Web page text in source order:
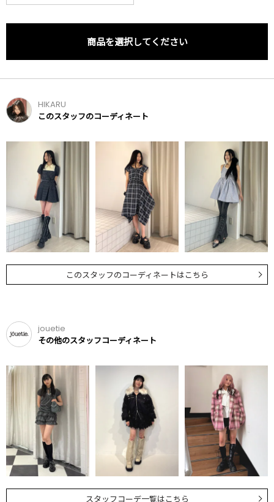
商品を選択してください
HIKARU
このスタッフのコーディネート
このスタッフのコーディネートはこちら
jouetie
その他のスタッフコーディネート
スタッフコーデ一覧はこちら